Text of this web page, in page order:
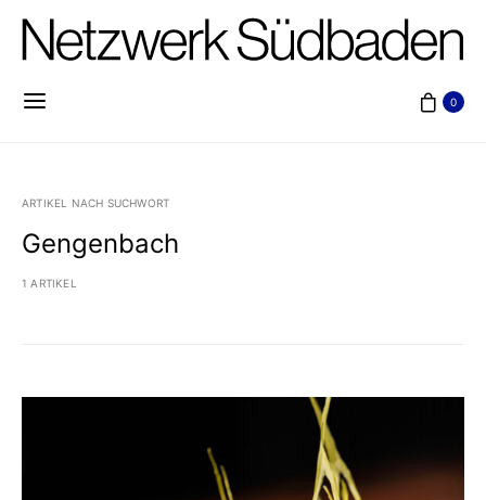
0
ARTIKEL NACH SUCHWORT
Gengenbach
1 ARTIKEL